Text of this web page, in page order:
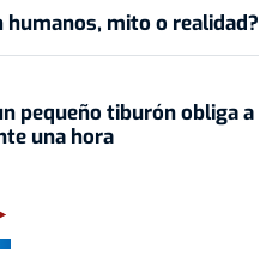
humanos, mito o realidad?
pequeño tiburón obliga a
una hora